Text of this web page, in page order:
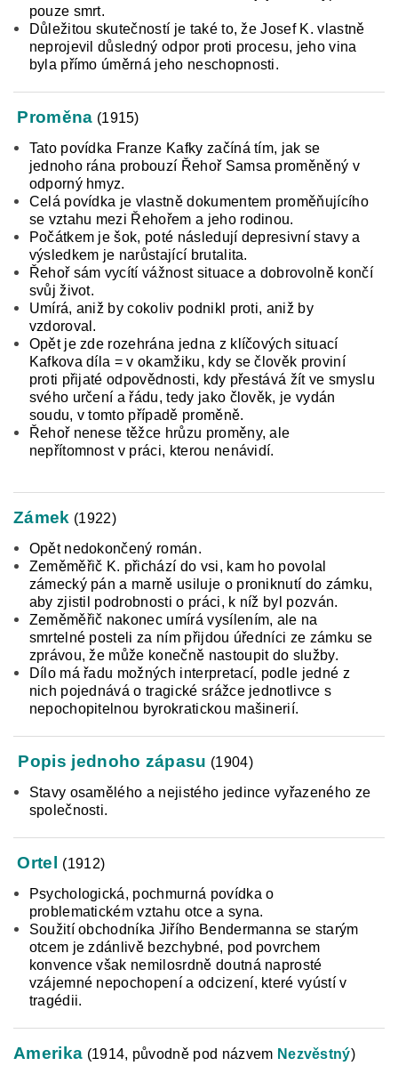
pouze smrt.
Důležitou skutečností je také to, že Josef K. vlastně
neprojevil důsledný odpor proti procesu, jeho vina
byla přímo úměrná jeho neschopnosti.
Proměna (1915)
Tato povídka Franze Kafky začíná tím, jak se
jednoho rána probouzí Řehoř Samsa proměněný v
odporný hmyz.
Celá povídka je vlastně dokumentem proměňujícího
se vztahu mezi Řehořem a jeho rodinou.
Počátkem je šok, poté následují depresivní stavy a
výsledkem je narůstající brutalita.
Řehoř sám vycítí vážnost situace a dobrovolně končí
svůj život.
Umírá, aniž by cokoliv podnikl proti, aniž by
vzdoroval.
Opět je zde rozehrána jedna z klíčových situací
Kafkova díla = v okamžiku, kdy se člověk proviní
proti přijaté odpovědnosti, kdy přestává žít ve smyslu
svého určení a řádu, tedy jako člověk, je vydán
soudu, v tomto případě proměně.
Řehoř nenese těžce hrůzu proměny, ale
nepřítomnost v práci, kterou nenávidí.
Zámek (1922)
Opět nedokončený román.
Zeměměřič K. přichází do vsi, kam ho povolal
zámecký pán a marně usiluje o proniknutí do zámku,
aby zjistil podrobnosti o práci, k níž byl pozván.
Zeměměřič nakonec umírá vysílením, ale na
smrtelné posteli za ním přijdou úředníci ze zámku se
zprávou, že může konečně nastoupit do služby.
Dílo má řadu možných interpretací, podle jedné z
nich pojednává o tragické srážce jednotlivce s
nepochopitelnou byrokratickou mašinerií.
Popis jednoho zápasu (1904)
Stavy osamělého a nejistého jedince vyřazeného ze
společnosti.
Ortel (1912)
Psychologická, pochmurná povídka o
problematickém vztahu otce a syna.
Soužití obchodníka Jiřího Bendermanna se starým
otcem je zdánlivě bezchybné, pod povrchem
konvence však nemilosrdně doutná naprosté
vzájemné nepochopení a odcizení, které vyústí v
tragédii.
Amerika (1914, původně pod názvem Nezvěstný)